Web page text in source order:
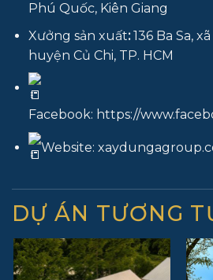
Phú Quốc, Kiên Giang
Xưởng sản xuất:136 Ba Sa,
huyện Củ Chi, TP. HCM
Facebook: https://
Website:
DỰ ÁN TƯƠNG